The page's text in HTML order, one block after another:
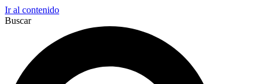
Ir al contenido
Buscar